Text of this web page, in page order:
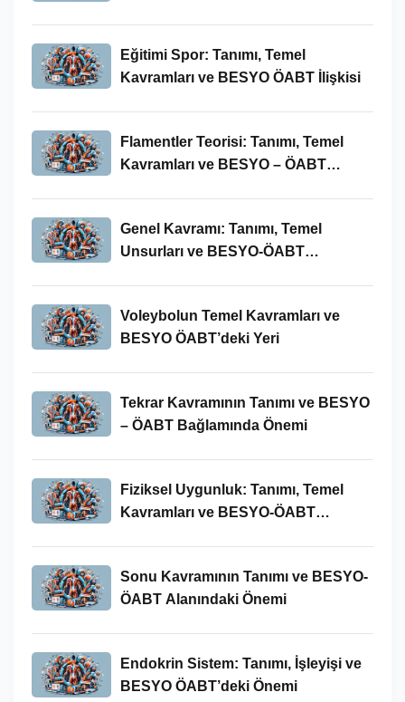
Eğitimi Spor: Tanımı, Temel
Kavramları ve BESYO ÖABT İlişkisi
Flamentler Teorisi: Tanımı, Temel
Kavramları ve BESYO – ÖABT
Genel Kavramı: Tanımı, Temel
Unsurları ve BESYO-ÖABT
Voleybolun Temel Kavramları ve
BESYO ÖABT’deki Yeri
Tekrar Kavramının Tanımı ve BESYO
– ÖABT Bağlamında Önemi
Fiziksel Uygunluk: Tanımı, Temel
Kavramları ve BESYO-ÖABT
Sonu Kavramının Tanımı ve BESYO-
ÖABT Alanındaki Önemi
Endokrin Sistem: Tanımı, İşleyişi ve
BESYO ÖABT’deki Önemi